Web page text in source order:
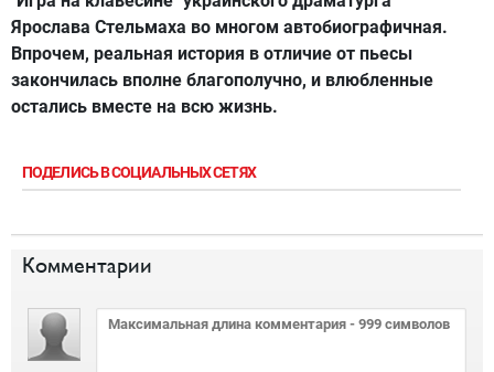
Ярослава Стельмаха во многом автобиографичная.
Впрочем, реальная история в отличие от пьесы
закончилась вполне благополучно, и влюбленные
остались вместе на всю жизнь.
ПОДЕЛИСЬ В СОЦИАЛЬНЫХ СЕТЯХ
Комментарии